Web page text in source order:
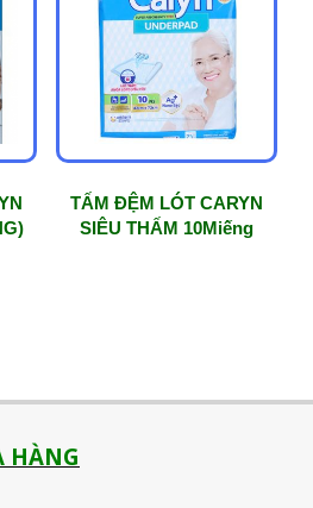
TẤM ĐỆM LÓT CARYN
SIÊU THẤM 10Miếng
HÀNG